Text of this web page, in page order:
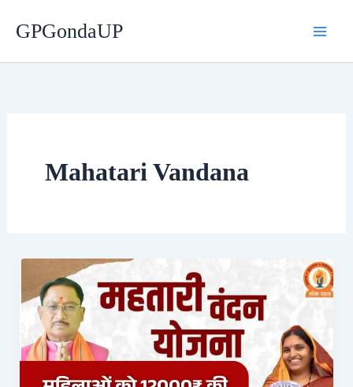
GPGondaUP
Mahatari Vandana